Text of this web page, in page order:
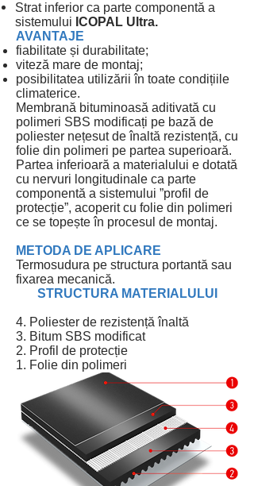
Strat inferior ca parte componentă a
sistemului ICOPAL Ultra.
AVANTAJE
fiabilitate și durabilitate;
viteză mare de montaj;
posibilitatea utilizării în toate condițiile
climaterice.
Membrană bituminoasă aditivată cu
polimeri SBS modificați pe bază de
poliester nețesut de înaltă rezistență, cu
folie din polimeri pe partea superioară.
Partea inferioară a materialului e dotată
cu nervuri longitudinale ca parte
componentă a sistemului ”profil de
protecție”, acoperit cu folie din polimeri
ce se topește în procesul de montaj.
METODA DE APLICARE
Termosudura pe structura portantă sau
fixarea mecanică.
STRUCTURA MATERIALULUI
4. Poliester de rezistență înaltă
3. Bitum SBS modificat
2. Profil de protecție
1. Folie din polimeri